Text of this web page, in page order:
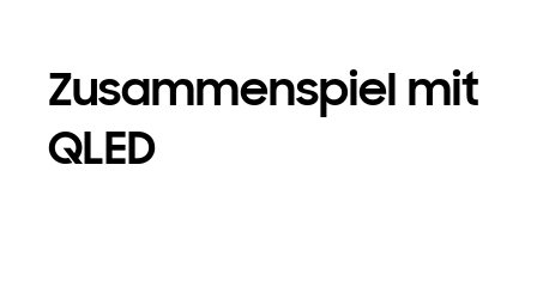
Zusammenspiel mit
QLED